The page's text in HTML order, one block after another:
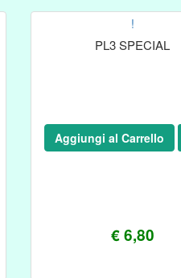
!
PL3 SPECIAL
€ 6,80
Aggiungi al Carrello